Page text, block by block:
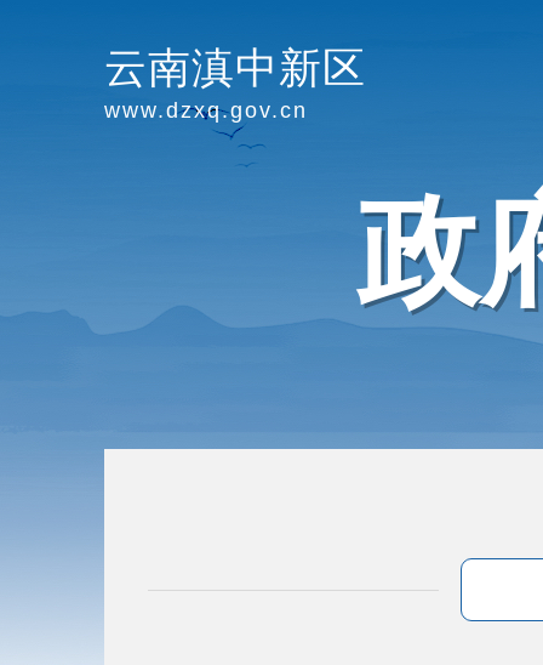
云南滇中新区
www.dzxq.gov.cn
政